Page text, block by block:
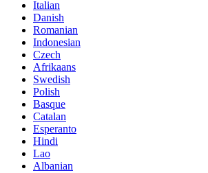
Italian
Danish
Romanian
Indonesian
Czech
Afrikaans
Swedish
Polish
Basque
Catalan
Esperanto
Hindi
Lao
Albanian